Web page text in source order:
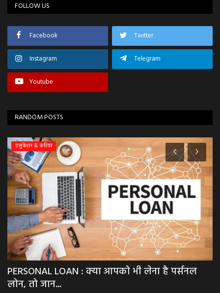
FOLLOW US
Facebook Twitter
Instagram Telegram
Youtube
RANDOM POSTS
ग्वालियर
NEWS: लाटरी के नाम पर गई महिला की जान, ठगों ने
बनाया शिकार,...